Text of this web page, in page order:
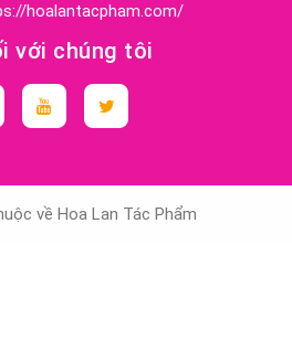
hoalantacpham.com/
với chúng tôi
về Hoa Lan Tác Phẩm